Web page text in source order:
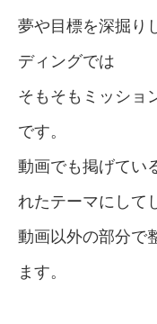
夢や目標を深掘り
ディングでは
そもそもミッショ
です。
動画でも掲げてい
れたテーマにして
動画以外の部分で
ます。